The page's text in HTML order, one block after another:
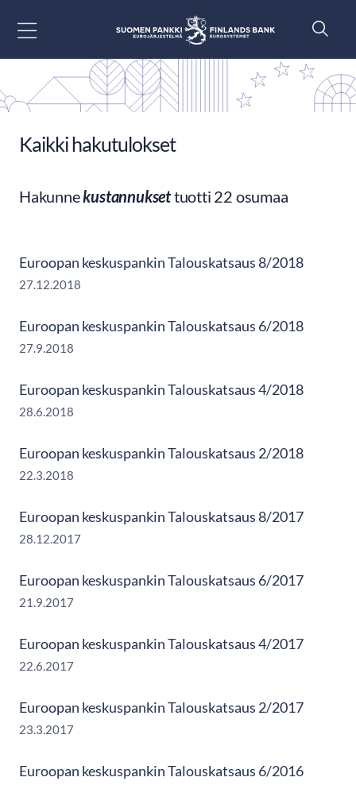
Kaikki hakutulokset
Hakunnekustannuksettuotti 22 osumaa
Euroopan keskuspankin Talouskatsaus 8/2018
27.12.2018
Euroopan keskuspankin Talouskatsaus 6/2018
27.9.2018
Euroopan keskuspankin Talouskatsaus 4/2018
28.6.2018
Euroopan keskuspankin Talouskatsaus 2/2018
22.3.2018
Euroopan keskuspankin Talouskatsaus 8/2017
28.12.2017
Euroopan keskuspankin Talouskatsaus 6/2017
21.9.2017
Euroopan keskuspankin Talouskatsaus 4/2017
22.6.2017
Euroopan keskuspankin Talouskatsaus 2/2017
23.3.2017
Euroopan keskuspankin Talouskatsaus 6/2016